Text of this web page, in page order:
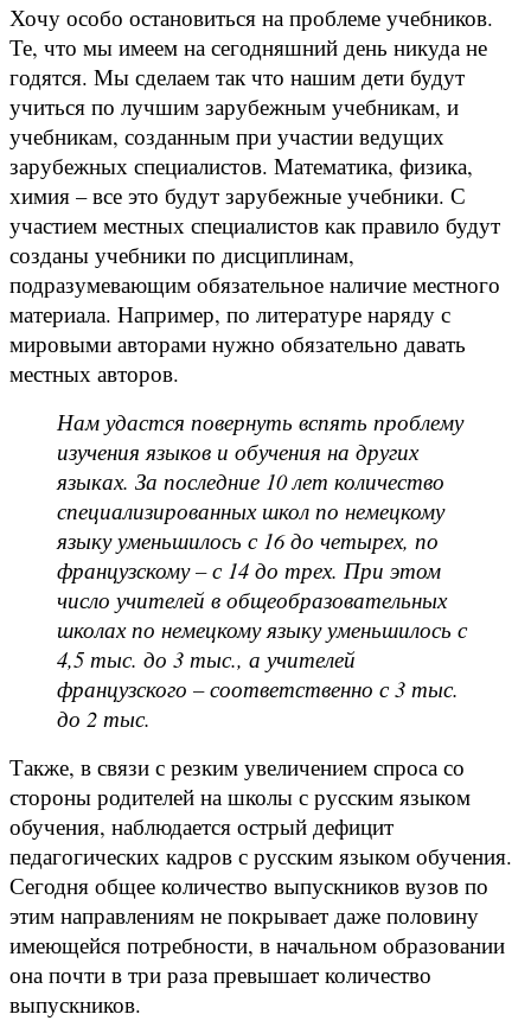
Хочу особо остановиться на проблеме учебников.
Те, что мы имеем на сегодняшний день никуда не
годятся. Мы сделаем так что нашим дети будут
учиться по лучшим зарубежным учебникам, и
учебникам, созданным при участии ведущих
зарубежных специалистов. Математика, физика,
химия – все это будут зарубежные учебники. С
участием местных специалистов как правило будут
созданы учебники по дисциплинам,
подразумевающим обязательное наличие местного
материала. Например, по литературе наряду с
мировыми авторами нужно обязательно давать
местных авторов.
Нам удастся повернуть вспять проблему
изучения языков и обучения на других
языках. За последние 10 лет количество
специализированных школ по немецкому
языку уменьшилось с 16 до четырех, по
французскому – с 14 до трех. При этом
число учителей в общеобразовательных
школах по немецкому языку уменьшилось с
4,5 тыс. до 3 тыс., а учителей
французского – соответственно с 3 тыс.
до 2 тыс.
Также, в связи с резким увеличением спроса со
стороны родителей на школы с русским языком
обучения, наблюдается острый дефицит
педагогических кадров с русским языком обучения.
Сегодня общее количество выпускников вузов по
этим направлениям не покрывает даже половину
имеющейся потребности, в начальном образовании
она почти в три раза превышает количество
выпускников.